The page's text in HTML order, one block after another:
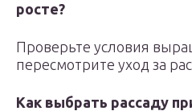
росте?
Проверьте условия
пересмотрите уход за
Как выбрать рассаду